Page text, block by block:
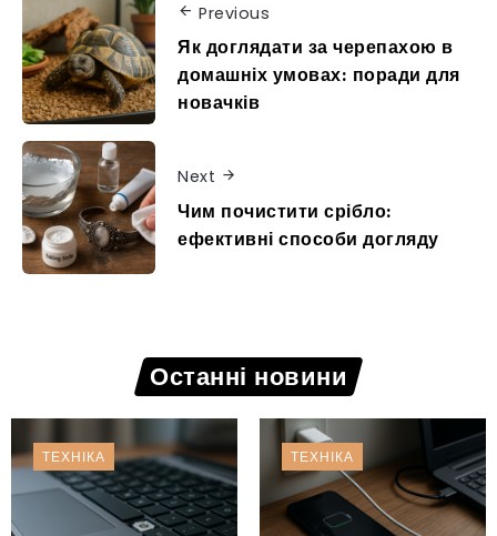
Previous
Як доглядати за черепахою в
домашніх умовах: поради для
новачків
Next
Чим почистити срібло:
ефективні способи догляду
Останні новини
ТЕХНІКА ТЕХНІКА